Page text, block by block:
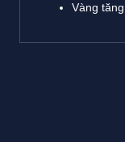
Vàng